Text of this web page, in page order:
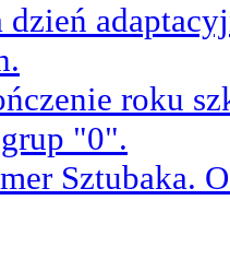
dzień
roku
"0".
Sztubaka.